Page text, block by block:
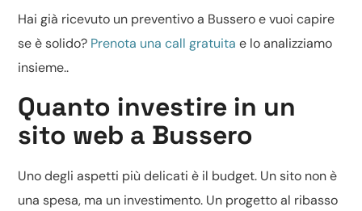
Hai già ricevuto un preventivo a Bussero e vuoi capire
se è solido? Prenota una call gratuita e lo analizziamo
insieme..
Quanto investire in un
sito web a Bussero
Uno degli aspetti più delicati è il budget. Un sito non è
una spesa, ma un investimento. Un progetto al ribasso